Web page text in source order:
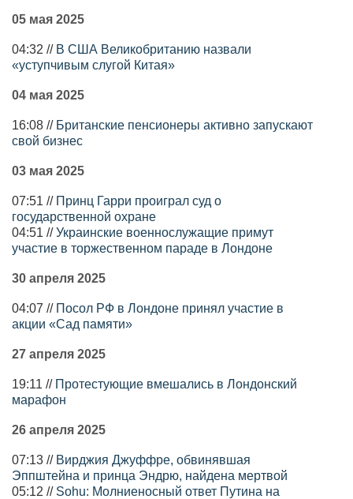
05 мая 2025
04:32 // В США Великобританию назвали
«уступчивым слугой Китая»
04 мая 2025
16:08 // Британские пенсионеры активно запускают
свой бизнес
03 мая 2025
07:51 // Принц Гарри проиграл суд о
государственной охране
04:51 //Украинские военнослужащие примут
участие в торжественном параде в Лондоне
30 апреля 2025
04:07 // Посол РФ в Лондоне принял участие в
акции «Сад памяти»
27 апреля 2025
19:11 // Протестующие вмешались в Лондонский
марафон
26 апреля 2025
07:13 // Вирджия Джуффре, обвинявшая
Эппштейна и принца Эндрю, найдена мертвой
05:12 // Sohu: Молниеносный ответ Путина на